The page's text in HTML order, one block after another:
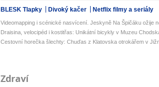
BLESK Tlapky Divoký kačer Netflix filmy a seriály
Videomapping i scénické nasvícení. Jeskyně Na Špičáku ožije
Draisina, velocipéd i kostitřas: Unikátní bicykly v Muzeu
Cestovní horečka šlechty: Chuďas z Klatovska otrokářem v
Zdraví